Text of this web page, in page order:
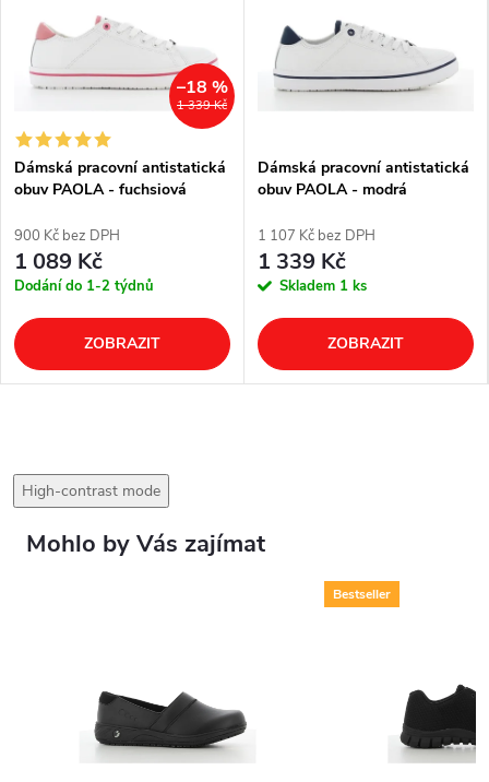
1 339 Kč
–18 %
Dámská pracovní antistatická
obuv PAOLA - fuchsiová
900 Kč bez DPH
1 089 Kč
Dodání do 1-2 týdnů
ZOBRAZIT
Dámská pracovní antistatická
obuv PAOLA - modrá
1 107 Kč bez DPH
1 339 Kč
Skladem 1 ks
ZOBRAZIT
High-contrast mode
Mohlo by Vás zajímat
Bestseller